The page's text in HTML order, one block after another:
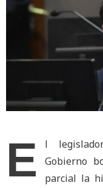
E
l
Gobierno
parcial la